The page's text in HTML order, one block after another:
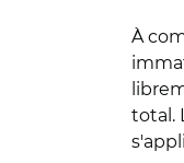
À
total.